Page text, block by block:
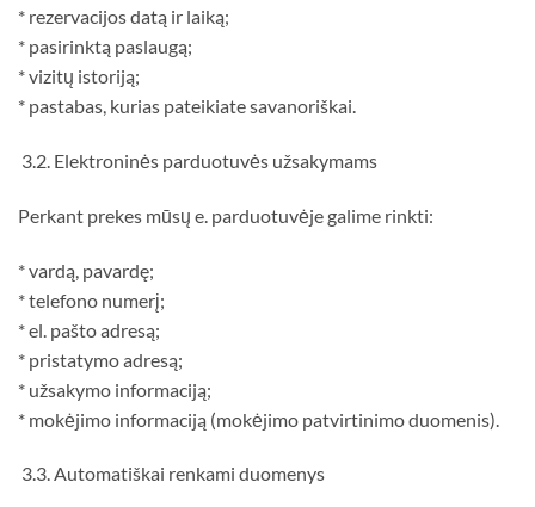
* rezervacijos datą ir laiką;
* pasirinktą paslaugą;
* vizitų istoriją;
* pastabas, kurias pateikiate savanoriškai.
3.2. Elektroninės parduotuvės užsakymams
Perkant prekes mūsų e. parduotuvėje galime rinkti:
* vardą, pavardę;
* telefono numerį;
* el. pašto adresą;
* pristatymo adresą;
* užsakymo informaciją;
* mokėjimo informaciją (mokėjimo patvirtinimo duomenis).
3.3. Automatiškai renkami duomenys